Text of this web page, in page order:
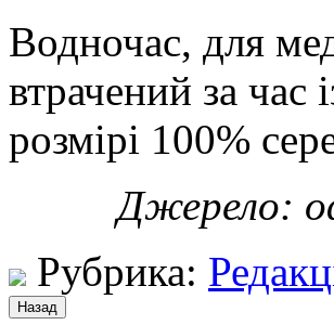
Водночас, для
втрачений за час
розмірі 100%
Джерело:
Рубрика: